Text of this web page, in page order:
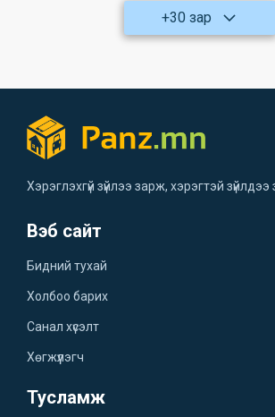
+30 зар
Хэрэглэхгүй зүйлээ зарж, хэрэгтэй зүйлдээ
Вэб сайт
Бидний тухай
Холбоо барих
Санал хүсэлт
Хөгжүүлэгч
Тусламж